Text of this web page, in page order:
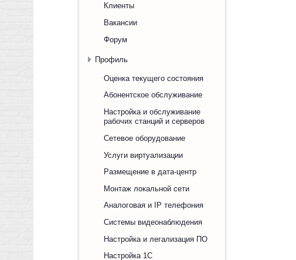
Клиенты
Вакансии
Форум
Профиль
Оценка текущего состояния
Абонентское обслуживание
Настройка и обслуживание
рабочих станций и серверов
Сетевое оборудование
Услуги виртуализации
Размещение в дата-центр
Монтаж локальной сети
Аналоговая и IP телефония
Системы видеонаблюдения
Настройка и легализация ПО
Настройка 1С